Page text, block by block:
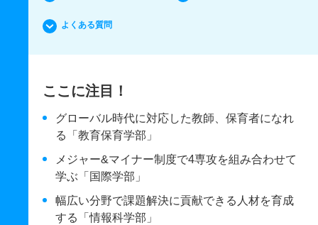
よくある質問
ここに注目！
グローバル時代に対応した教師、保育者になれ
る「教育保育学部」
メジャー&マイナー制度で4専攻を組み合わせて
学ぶ「国際学部」
幅広い分野で課題解決に貢献できる人材を育成
する「情報科学部」